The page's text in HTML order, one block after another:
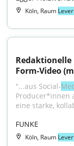
Köln, Raum
Redaktionelle
Form-Video
"...aus Social-
Producer*innen
eine starke,
FUNKE
Köln, Raum